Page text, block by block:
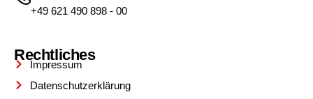
+49 621 490 898 - 00
Rechtliches
Impressum
Datenschutzerklärung